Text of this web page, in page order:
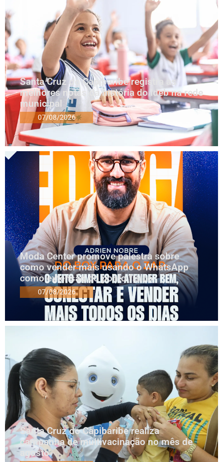
Santa Cruz do Capibaribe registra as
melhores notas da história do Ideb na rede
municipal
07/08/2026
Moda Center promove palestra sobre
como vender mais usando o WhatsApp
como extensão do ponto físico
07/08/2026
Santa Cruz do Capibaribe realiza
campanha de multivacinação no mês de
agosto